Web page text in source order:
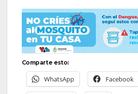
Comparte esto:
WhatsApp Facebook